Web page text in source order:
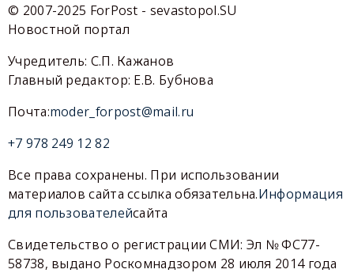
© 2007-2025 ForPost - sevastopol.SU
Новостной портал
Учредитель: С.П. Кажанов
Главный редактор: Е.В. Бубнова
Почта:moder_forpost@mail.ru
+7 978 249 12 82
Все права сохранены. При использовании
материалов сайта ссылка обязательна.Информация
для пользователейсайта
Свидетельство о регистрации СМИ: Эл № ФС77-
58738, выдано Роскомнадзором 28 июля 2014 года